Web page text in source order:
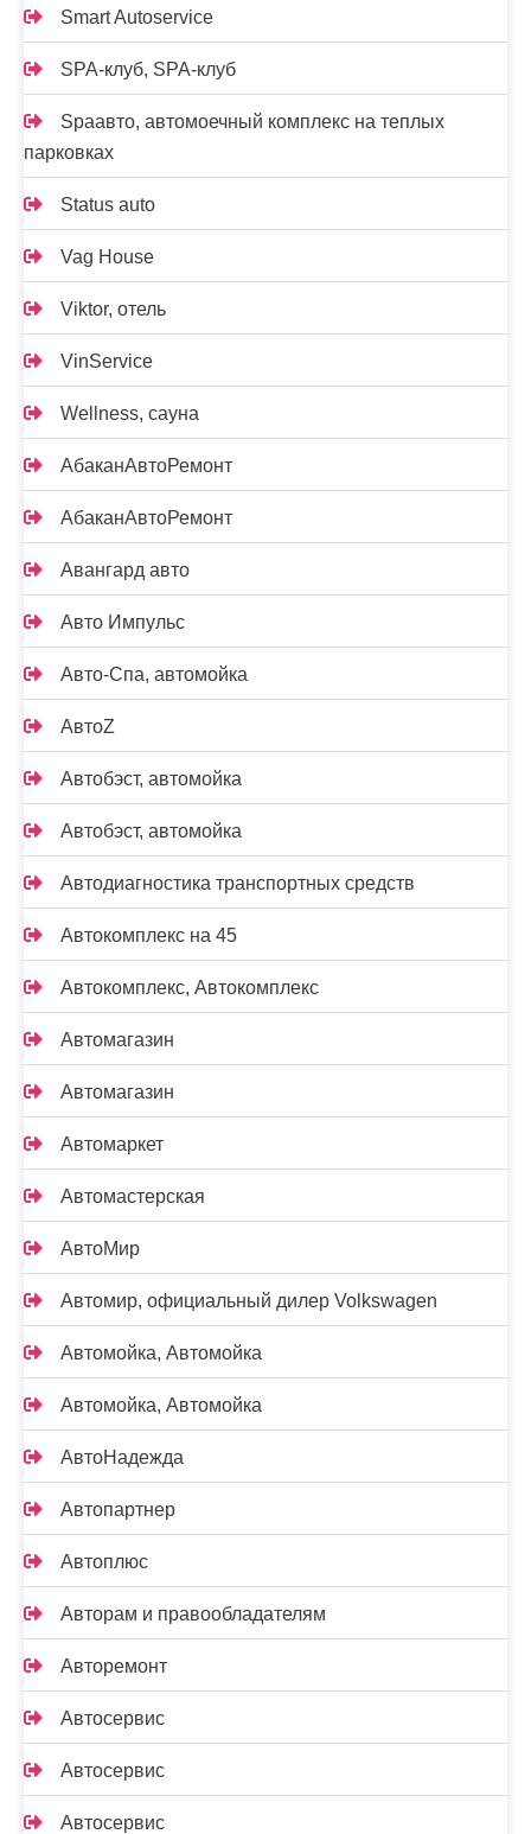
Smart Autoservice
SPA-клуб, SPA-клуб
Spaавто, автомоечный комплекс на теплых
парковках
Status auto
Vag House
Viktor, отель
VinService
Wellness, сауна
АбаканАвтоРемонт
АбаканАвтоРемонт
Авангард авто
Авто Импульс
Авто-Спа, автомойка
АвтоZ
Автобэст, автомойка
Автобэст, автомойка
Автодиагностика транспортных средств
Автокомплекс на 45
Автокомплекс, Автокомплекс
Автомагазин
Автомагазин
Автомаркет
Автомастерская
АвтоМир
Автомир, официальный дилер Volkswagen
Автомойка, Автомойка
Автомойка, Автомойка
АвтоНадежда
Автопартнер
Автоплюс
Авторам и правообладателям
Авторемонт
Автосервис
Автосервис
Автосервис